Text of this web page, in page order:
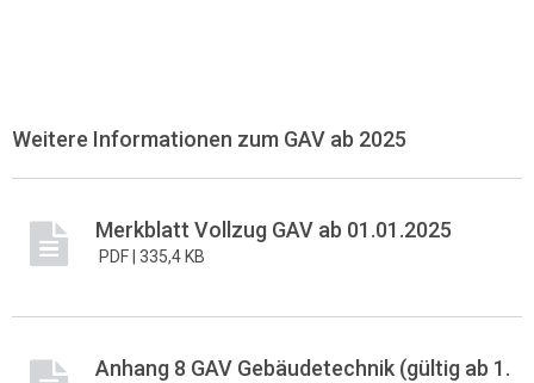
Weitere Informationen zum GAV ab 2025
Merkblatt Vollzug GAV ab 01.01.2025
PDF | 335,4 KB
Anhang 8 GAV Gebäudetechnik (gültig ab 1.